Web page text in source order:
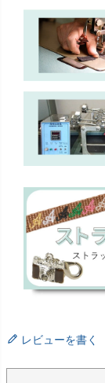
レビューを書く